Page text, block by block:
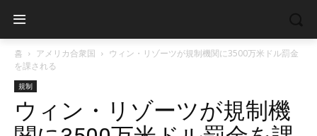
홈 アメリカ合衆国
ウィン・リゾーツが規制機関に3500万米ドル罰金
を課される
規制
ウィン・リゾーツが規制機